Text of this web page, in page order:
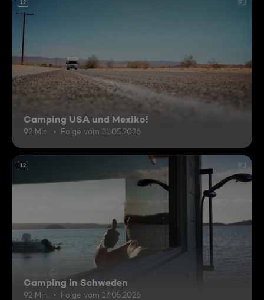
12
Camping USA und Mexiko!
92 Min. Folge vom 31.05.2026
12
Camping in Schweden
92 Min. Folge vom 17.05.2026